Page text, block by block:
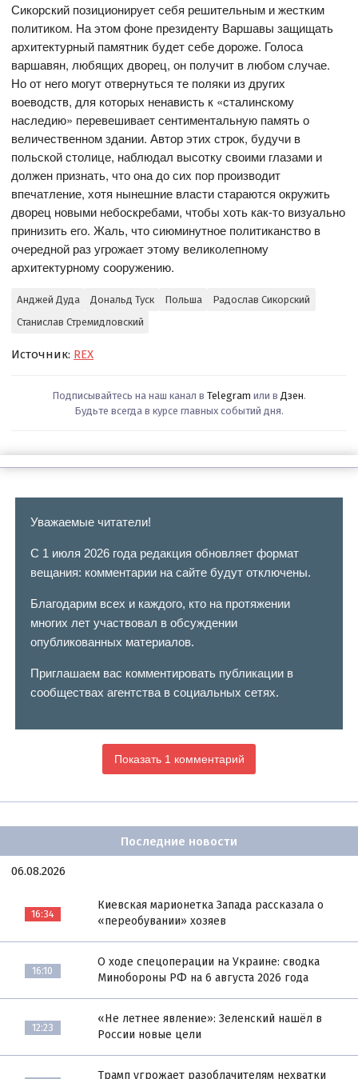
Сикорский позиционирует себя решительным и жестким
политиком. На этом фоне президенту Варшавы защищать
архитектурный памятник будет себе дороже. Голоса
варшавян, любящих дворец, он получит в любом случае.
Но от него могут отвернуться те поляки из других
воеводств, для которых ненависть к «сталинскому
наследию» перевешивает сентиментальную память о
величественном здании. Автор этих строк, будучи в
польской столице, наблюдал высотку своими глазами и
должен признать, что она до сих пор производит
впечатление, хотя нынешние власти стараются окружить
дворец новыми небоскребами, чтобы хоть как-то визуально
принизить его. Жаль, что сиюминутное политиканство в
очередной раз угрожает этому великолепному
архитектурному сооружению.
Анджей Дуда Дональд Туск Польша
Радослав Сикорский
Станислав Стремидловский
Источник: REX
Подписывайтесь на наш канал в Telegram или в Дзен.
Будьте всегда в курсе главных событий дня.
Уважаемые читатели!
С 1 июля 2026 года редакция обновляет формат
вещания: комментарии на сайте будут отключены.
Благодарим всех и каждого, кто на протяжении
многих лет участвовал в обсуждении
опубликованных материалов.
Приглашаем вас комментировать публикации в
сообществах агентства в социальных сетях.
Показать 1 комментарий
Последние новости
06.08.2026
16:34
Киевская марионетка Запада рассказала о
«переобувании» хозяев
16:10
О ходе спецоперации на Украине: сводка
Минобороны РФ на 6 августа 2026 года
12:23
«Не летнее явление»: Зеленский нашёл в
России новые цели
Трамп угрожает разоблачителям нехватки